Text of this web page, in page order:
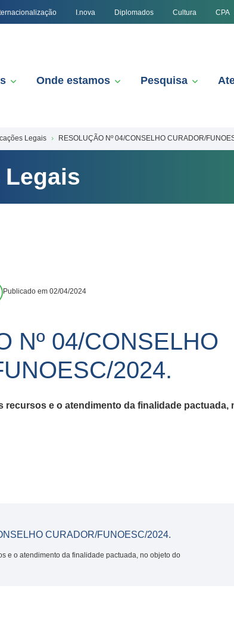
I.nova Diplomados Cultura CPA
Onde estamos Pesquisa
Legais RESOLUÇÃO Nº 04/CONSELHO CURADOR/
Publicado em 02/04/2024
Nº 04/CONSELHO
2024.
recursos e o atendimento da finalidade pactuada,
CURADOR/FUNOESC/2024.
e o atendimento da finalidade pactuada, no objeto do